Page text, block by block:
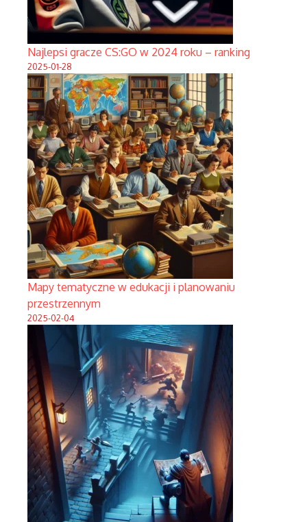
Najlepsi gracze CS:GO w 2024 roku – ranking
2025-01-28
Mapy tematyczne w edukacji i planowaniu
przestrzennym
2025-02-04